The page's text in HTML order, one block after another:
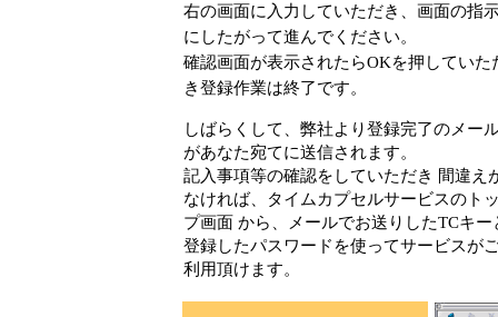
右の画面に入力していただき、画面の指
にしたがって進んでください。
確認画面が表示されたらOKを押していた
き登録作業は終了です。
しばらくして、弊社より登録完了のメー
があなた宛てに送信されます。
記入事項等の確認をしていただき 間違え
なければ、タイムカプセルサービスのト
プ画面 から、メールでお送りしたTCキー
登録したパスワードを使ってサービスが
利用頂けます。